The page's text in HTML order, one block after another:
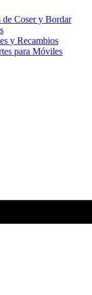
de Coser y Bordar
y Recambios
para Móviles